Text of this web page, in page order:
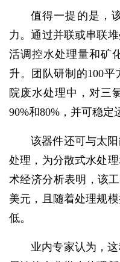
值得一提的是，
力。通过并联或串联
活调控水处理量和矿
升。团队研制的100
院废水处理中，对三
90%和80%，并可稳定
该器件还可与太
处理，为分散式水处
术经济分析表明，该
美元，且随着处理规
低。
业内专家认为，